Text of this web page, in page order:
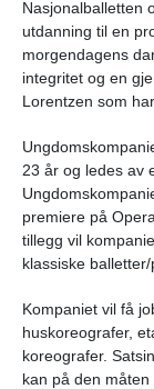
Nasjonalballetten
utdanning til en
morgendagens
integritet og en
Lorentzen som
23 år og ledes av
premiere på
tillegg vil
klassiske balletter/
Kompaniet vil få
huskoreografer,
koreografer.
kan på den